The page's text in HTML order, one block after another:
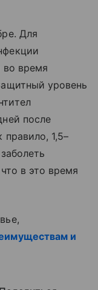
Для
во время
уровень
после
правило, 1,5–
в это время
и